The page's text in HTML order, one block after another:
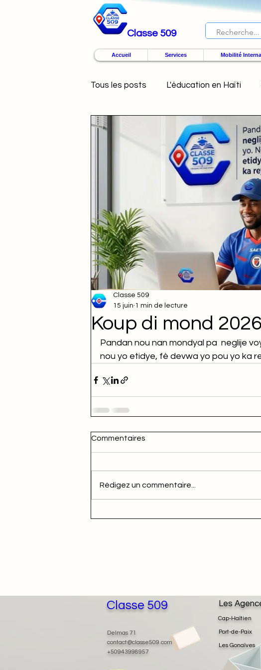
Classe 509
Accueil Services Mobilité
Tous les posts L'éducation en Haïti
Koup di mond 2026
Classe 509
15 juin 1 min de lecture
Pandan nou nan mondyal pa  neglije
nou yo etidye, fè devwa yo pou yo ka
Commentaires
Rédigez un commentaire...
Classe 509
Delmas 71
contact@classe509.com
+50943998957
Les
Cap-Haïtien
Port-de-Paix
Les Gonaïves